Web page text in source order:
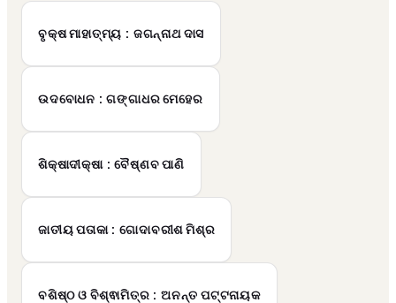
ବୃକ୍ଷ ମାହାତ୍ମ୍ୟ : ଜଗନ୍ନାଥ ଦାସ
ଉଦବୋଧନ : ଗଙ୍ଗାଧର ମେହେର
ଶିକ୍ଷାଦୀକ୍ଷା : ବୈଷ୍ଣବ ପାଣି
ଜାତୀୟ ପତାକା : ଗୋଦାବରୀଶ ମିଶ୍ର
ବଶିଷ୍ଠ ଓ ବିଶ୍ଵାମିତ୍ର : ଅନନ୍ତ ପଟ୍ଟନାୟକ